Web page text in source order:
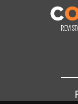
cambiar de opinión en
«darme de baja» que
electrónico que reciba
con nosotros en el